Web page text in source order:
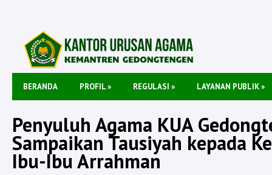
BERANDA PROFIL» REGULASI » LAYANAN PUBLIK»
Penyuluh Agama KUA
Sampaikan Tausiyah kepada
Ibu-Ibu Arrahman